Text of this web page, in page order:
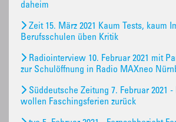
daheim
Zeit 15. März 2021 Kaum Tests, kaum
Berufsschulen üben Kritik
Radiointerview 10. Februar 2021 mit
zur Schulöffnung in Radio MAXneo
Süddeutsche Zeitung 7. Februar 2021
wollen Faschingsferien zurück